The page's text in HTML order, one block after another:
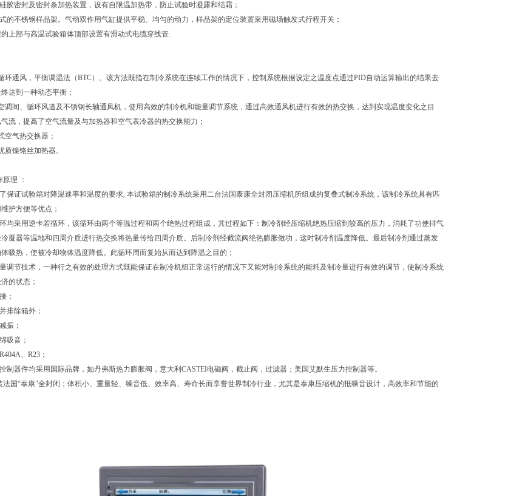
胶密封及密封条加热装置，设有自限温加热带，防止试验时凝露和结霜；
的不锈钢样品架。气动双作用气缸提供平稳、均匀的动力，样品架的定位装置采用磁场触发式行程开关；
上部与高温试验箱体顶部设置有滑动式电缆穿线管.
环通风，平衡调温法（BTC）。该方法既指在制冷系统在连续工作的情况下，控制系统根据设定之温度点通过PID自动运算输出的结果去
达到一种动态平衡；
调间、循环风道及不锈钢长轴通风机，使用高效的制冷机和能量调节系统，通过高效通风机进行有效的热交换，达到实现温度变化之目
流，提高了空气流量及与加热器和空气表冷器的热交换能力；
空气热交换器；
质镍铬丝加热器。
理 ：
保证试验箱对降温速率和温度的要求, 本试验箱的制冷系统采用二台法国泰康全封闭压缩机所组成的复叠式制冷系统，该制冷系统具有匹
护方便等优点；
均采用逆卡若循环，该循环由两个等温过程和两个绝热过程组成，其过程如下：制冷剂经压缩机绝热压缩到较高的压力，消耗了功使排气
凝器等温地和四周介质进行热交换将热量传给四周介质。后制冷剂经截流阀绝热膨胀做功，这时制冷剂温度降低。最后制冷剂通过蒸发
吸热，使被冷却物体温度降低。此循环周而复始从而达到降温之目的；
调节技术，一种行之有效的处理方式既能保证在制冷机组正常运行的情况下又能对制冷系统的能耗及制冷量进行有效的调节，使制冷系统
的状态；
；
排除箱外；
振；
吸音；
、R23；
制器件均采用国际品牌 ，如丹弗斯热力膨胀阀，意大利CASTEI电磁阀，截止阀，过滤器；美国艾默生压力控制器等。
法国“泰康"全封闭；体积小、重量轻、噪音低、效率高、寿命长而享誉世界制冷行业，尤其是泰康压缩机的抵噪音设计，高效率和节能的